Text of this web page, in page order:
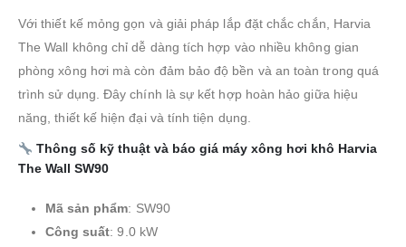
Với thiết kế mỏng gọn và giải pháp lắp đặt chắc chắn, Harvia
The Wall không chỉ dễ dàng tích hợp vào nhiều không gian
phòng xông hơi mà còn đảm bảo độ bền và an toàn trong quá
trình sử dụng. Đây chính là sự kết hợp hoàn hảo giữa hiệu
năng, thiết kế hiện đại và tính tiện dụng.
Thông số kỹ thuật và báo giá máy xông hơi khô Harvia
The Wall SW90
Mã sản phẩm: SW90
Công suất: 9.0 kW